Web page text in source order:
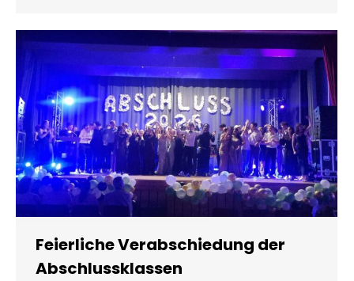
Feierliche Verabschiedung der
Abschlussklassen